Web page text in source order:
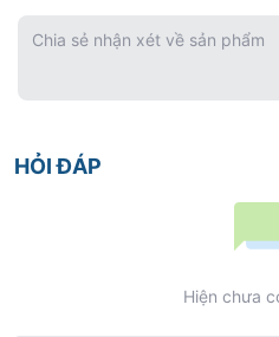
Chia sẻ nhận xét về sản phẩm
HỎI ĐÁP
Hiện chưa